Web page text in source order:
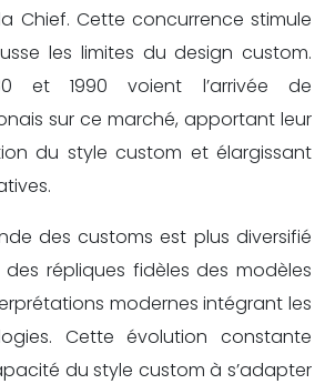
Chief. Cette concurrence stimule
les limites du design custom.
et 1990 voient l’arrivée de
sur ce marché, apportant leur
du style custom et élargissant
des customs est plus diversifié
répliques fidèles des modèles
modernes intégrant les
Cette évolution constante
du style custom à s’adapter